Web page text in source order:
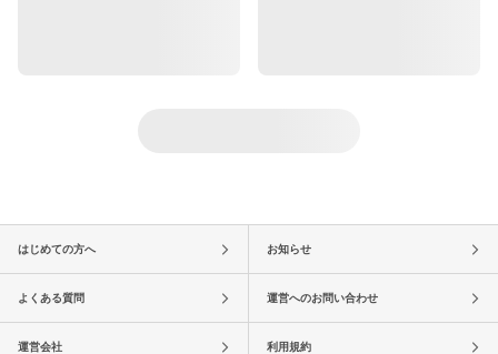
はじめての方へ お知らせ
よくある質問 運営へのお問い合わせ
運営会社 利用規約